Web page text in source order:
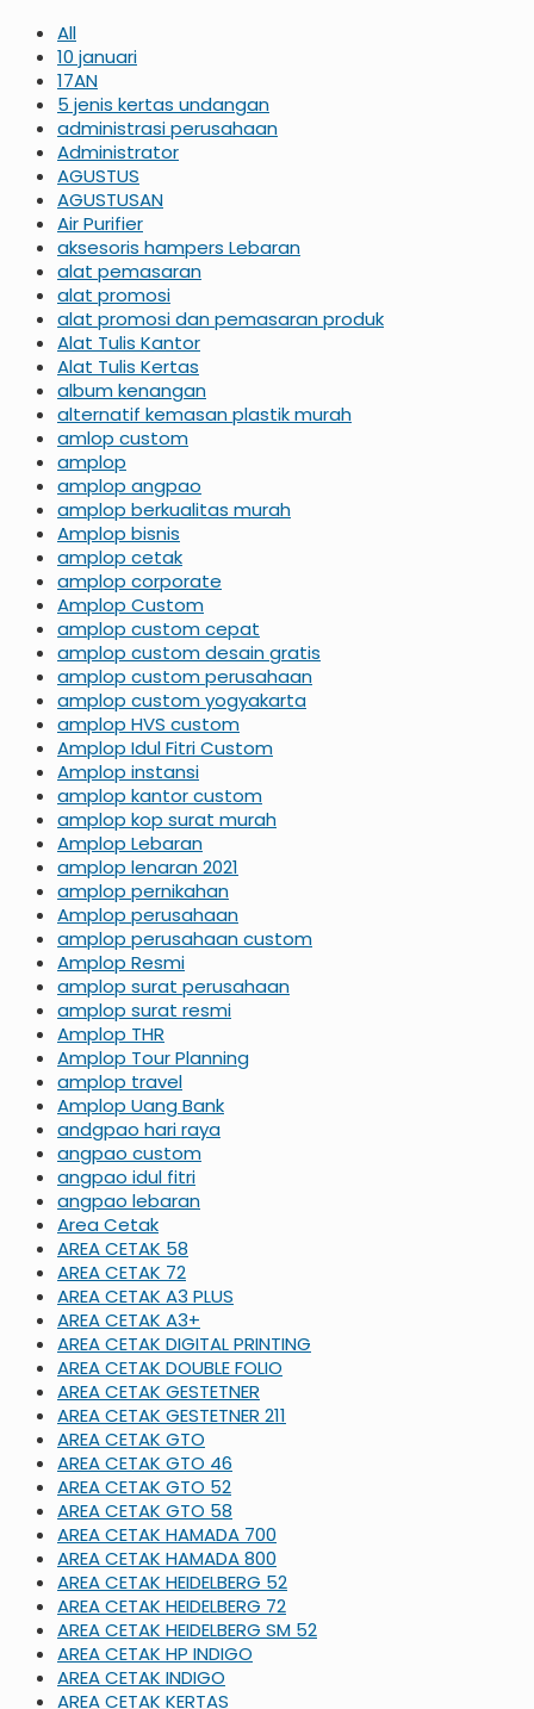
All
10 januari
17AN
5 jenis kertas undangan
administrasi perusahaan
Administrator
AGUSTUS
AGUSTUSAN
Air Purifier
aksesoris hampers Lebaran
alat pemasaran
alat promosi
alat promosi dan pemasaran produk
Alat Tulis Kantor
Alat Tulis Kertas
album kenangan
alternatif kemasan plastik murah
amlop custom
amplop
amplop angpao
amplop berkualitas murah
Amplop bisnis
amplop cetak
amplop corporate
Amplop Custom
amplop custom cepat
amplop custom desain gratis
amplop custom perusahaan
amplop custom yogyakarta
amplop HVS custom
Amplop Idul Fitri Custom
Amplop instansi
amplop kantor custom
amplop kop surat murah
Amplop Lebaran
amplop lenaran 2021
amplop pernikahan
Amplop perusahaan
amplop perusahaan custom
Amplop Resmi
amplop surat perusahaan
amplop surat resmi
Amplop THR
Amplop Tour Planning
amplop travel
Amplop Uang Bank
andgpao hari raya
angpao custom
angpao idul fitri
angpao lebaran
Area Cetak
AREA CETAK 58
AREA CETAK 72
AREA CETAK A3 PLUS
AREA CETAK A3+
AREA CETAK DIGITAL PRINTING
AREA CETAK DOUBLE FOLIO
AREA CETAK GESTETNER
AREA CETAK GESTETNER 211
AREA CETAK GTO
AREA CETAK GTO 46
AREA CETAK GTO 52
AREA CETAK GTO 58
AREA CETAK HAMADA 700
AREA CETAK HAMADA 800
AREA CETAK HEIDELBERG 52
AREA CETAK HEIDELBERG 72
AREA CETAK HEIDELBERG SM 52
AREA CETAK HP INDIGO
AREA CETAK INDIGO
AREA CETAK KERTAS